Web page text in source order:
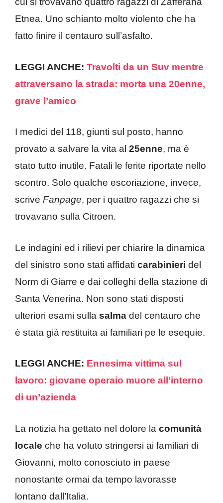
Etnea. Uno schianto molto violento che ha
fatto finire il centauro sull’asfalto.
LEGGI ANCHE: Travolti da un Suv mentre
attraversano la strada: morta una 20enne,
grave l’amico
I medici del 118, giunti sul posto, hanno
provato a salvare la vita al 25enne, ma è
stato tutto inutile. Fatali le ferite riportate nello
scontro. Solo qualche escoriazione, invece,
scrive Fanpage, per i quattro ragazzi che si
trovavano sulla Citroen.
Le indagini ed i rilievi per chiarire la dinamica
del sinistro sono stati affidati carabinieri del
Norm di Giarre e dai colleghi della stazione di
Santa Venerina. Non sono stati disposti
ulteriori esami sulla salma del centauro che
è stata già restituita ai familiari pe le esequie.
LEGGI ANCHE: Ennesima vittima sul
lavoro: giovane operaio muore all’interno
di un’azienda
La notizia ha gettato nel dolore la comunità
locale che ha voluto stringersi ai familiari di
Giovanni, molto conosciuto in paese
nonostante ormai da tempo lavorasse
lontano dall’Italia.